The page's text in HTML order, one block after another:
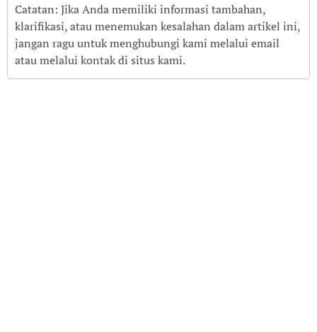
Catatan: Jika Anda memiliki informasi tambahan,
klarifikasi, atau menemukan kesalahan dalam artikel ini,
jangan ragu untuk menghubungi kami melalui email
atau melalui kontak di situs kami.